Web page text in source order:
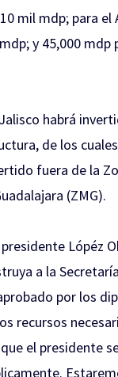
mil mdp; para el
y 45,000 mdp
habrá
de los
fuera de la
(ZMG).
Lópéz
a la
por los
recursos
el presidente